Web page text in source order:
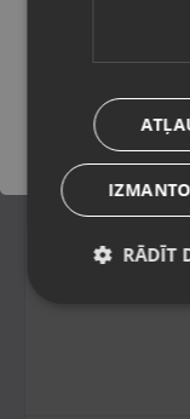
Stāvoklis
157.00 €
7.14€/mēn.
RĀDĪT